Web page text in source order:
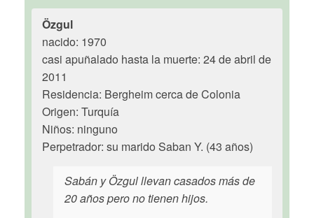
Özgul
nacido: 1970
casi apuñalado hasta la muerte: 24 de abril de
2011
Residencia: Bergheim cerca de Colonia
Origen: Turquía
Niños: ninguno
Perpetrador: su marido Saban Y. (43 años)
Sabán y Özgul llevan casados más de
20 años pero no tienen hijos.